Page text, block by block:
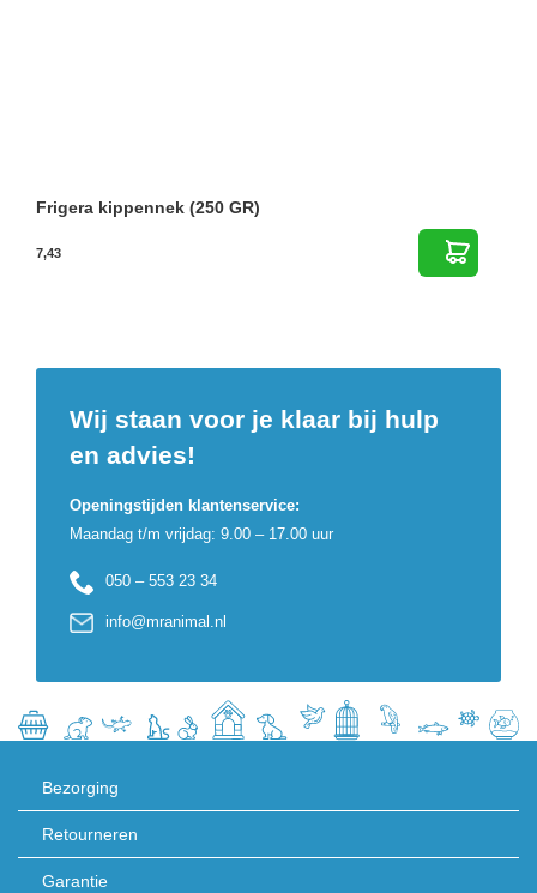
Frigera kippennek (250 GR)
7,43
Wij staan voor je klaar bij hulp
en advies!
Openingstijden klantenservice:
Maandag t/m vrijdag: 9.00 – 17.00 uur
050 – 553 23 34
info@mranimal.nl
Bezorging
Retourneren
Garantie